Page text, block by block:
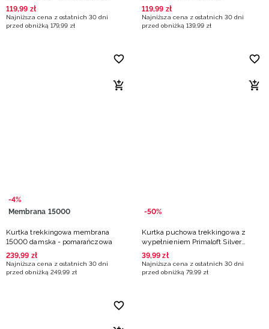
119,99 zł
Najniższa cena z ostatnich 30 dni
przed obniżką 179,99 zł
pomarańczowa
119,99 zł
Najniższa cena z ostatnich 30 dni
przed obniżką 139,99 zł
-4%
Membrana 15000
Kurtka trekkingowa membrana
15000 damska - pomarańczowa
239,99 zł
Najniższa cena z ostatnich 30 dni
przed obniżką 249,99 zł
-50%
Kurtka puchowa trekkingowa z
wypełnieniem Primaloft Silver
damska - pomarańczowa
39,99 zł
Najniższa cena z ostatnich 30 dni
przed obniżką 79,99 zł